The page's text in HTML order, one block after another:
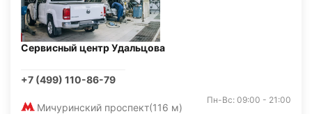
Сервисный центр Удальцова
+7 (499) 110-86-79
Мичуринский проспект(116 м)
Пн-Вс: 09:00 - 21:00